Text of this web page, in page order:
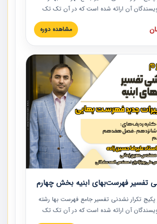
نویسندگان آن ارائه شده است که در آن تک تک
فهرست بها تفسیر و ارائه شده است. این
تصویری بوده و به همراه تصاویر عملیات
علیرضاحسین‌زاده مدیر پروژه مهندسی
فهرست بها رشته ابنیه ارائه شده و به تمام
در حوزه صنعت ساخت در حال فعالیت هستند حتما
از مطالب این دوره استفاده نمایند.
مشاهده دوره
تفسیر فهرست‌بهای ابنیه بخش چهارم
پکیج تکرار نشدنی تفسیر جامع فهرست بها رشته
نویسندگان آن ارائه شده است که در آن تک تک
فهرست بها تفسیر و ارائه شده است. این